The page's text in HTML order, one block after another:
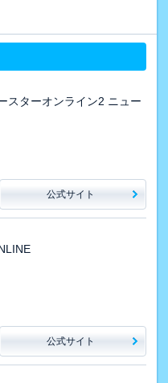
スターオンライン2 ニュー
公式サイト
公式サイト